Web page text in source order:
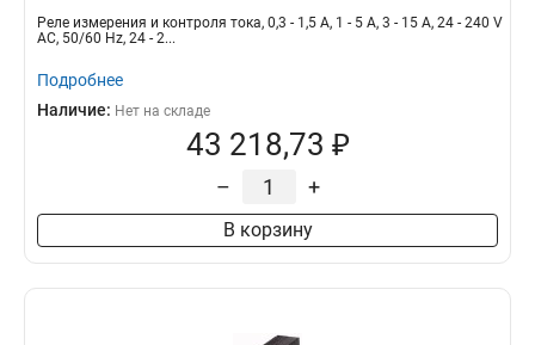
1
Реле измерения и контроля тока, 0,3 - 1,5 A, 1 - 5 A, 3 - 15 A, 24 - 240 V
AC, 50/60 Hz, 24 - 2...
Подробнее
Наличие: Нет на складе
43 218,73 ₽
– +
В корзину